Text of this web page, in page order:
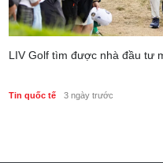
LIV Golf tìm được nhà đầu tư
Tin quốc tế 3 ngày trước